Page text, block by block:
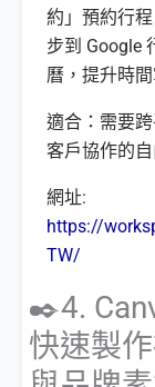
約」預約行
步到 Google
曆，提升時間
適合：需要
客戶協作的
網址:
https://
TW/
✒️4.
快速製